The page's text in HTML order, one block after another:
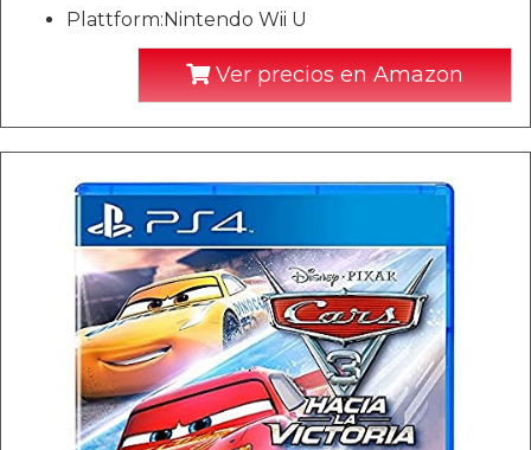
Plattform:Nintendo Wii U
Ver precios en Amazon